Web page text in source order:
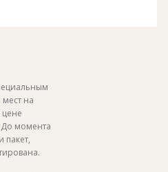
на
момента
пакет,